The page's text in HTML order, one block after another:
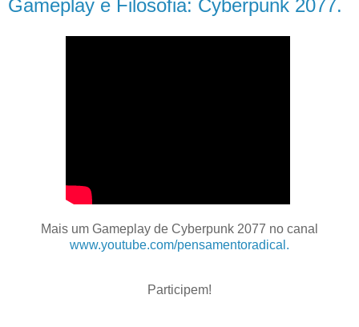
Gameplay e Filosofia: Cyberpunk 2077.
Mais um Gameplay de Cyberpunk 2077 no canal
www.youtube.com/pensamentoradical.
Participem!